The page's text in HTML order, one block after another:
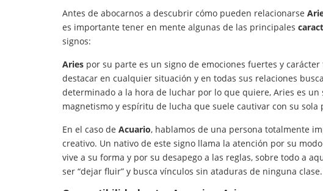
Antes de abocarnos a descubrir cómo pueden relacionarse
es importante tener en mente algunas de las principales
signos:
Aries por su parte es un signo de emociones fuertes y
destacar en cualquier situación y en todas sus relaciones
determinado a la hora de luchar por lo que quiere, Aries es
magnetismo y espíritu de lucha que suele cautivar con su sola
En el caso de Acuario, hablamos de una persona totalmente
creativo. Un nativo de este signo llama la atención por su
vive a su forma y por su desapego a las reglas, sobre todo a
ser “dejar fluir” y busca vínculos sin ataduras de ninguna clase.